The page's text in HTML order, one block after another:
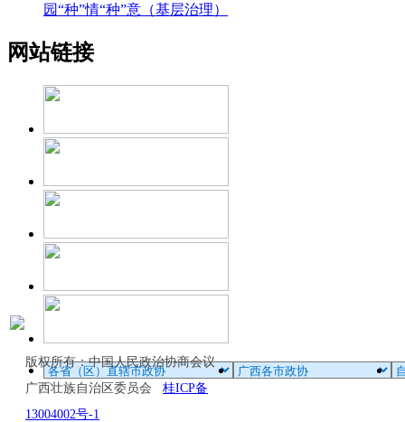
园“种”情“种”意（基层治理）
网站链接
版权所有：中国人民政治协商会议
广西壮族自治区委员会 桂ICP备
13004002号-1